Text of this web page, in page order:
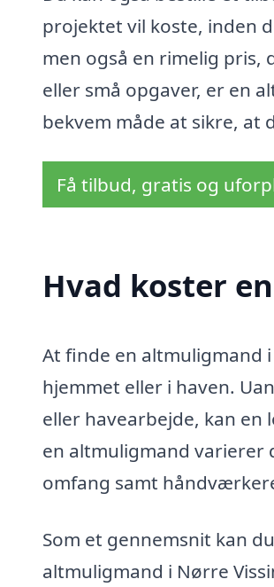
projektet vil koste, inden
men også en rimelig
eller små opgaver, er en
bekvem måde at sikre, at
Få tilbud, gratis og
Hvad koster
At finde en altmuligmand
hjemmet eller i haven.
eller havearbejde, kan
en altmuligmand
omfang samt
Som et gennemsnit kan
altmuligmand i Nørre